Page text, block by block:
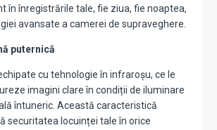
în înregistrările tale, fie ziua, fie noaptea,
avansate a camerei de supraveghere.
puternică
cu tehnologie în infraroșu, ce le
imagini clare în condiții de iluminare
întuneric. Această caracteristică
securitatea locuinței tale în orice